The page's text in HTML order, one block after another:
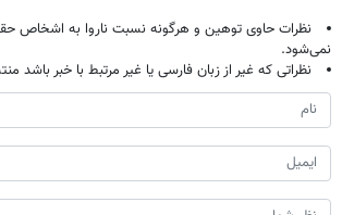
نظرات حاوی توهین و هرگونه نسبت ناروا به اشخاص
نمی‌شود.
نظراتی که غیر از زبان فارسی یا غیر مرتبط با خبر باشد